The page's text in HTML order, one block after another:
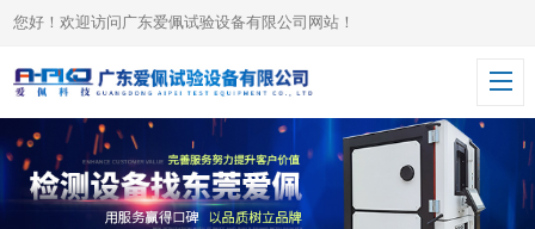
您好！欢迎访问广东爱佩试验设备有限公司网站！